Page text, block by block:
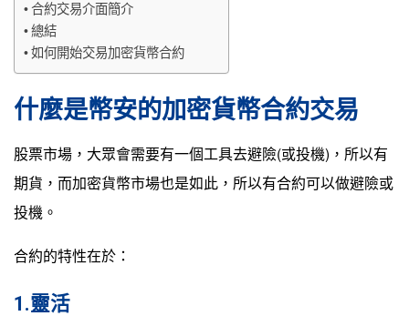
合約交易介面簡介
總結
如何開始交易加密貨幣合約
什麼是幣安的加密貨幣合約交易
股票市場，大眾會需要有一個工具去避險(或投機)，所以有
期貨，而加密貨幣市場也是如此，所以有合約可以做避險或
投機。
合約的特性在於：
1.靈活